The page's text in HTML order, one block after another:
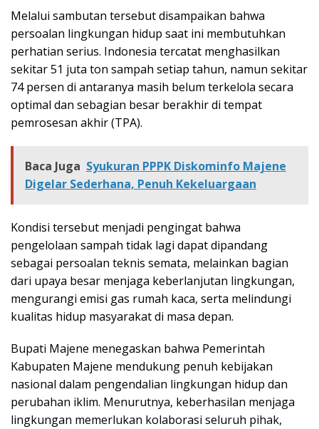
Melalui sambutan tersebut disampaikan bahwa
persoalan lingkungan hidup saat ini membutuhkan
perhatian serius. Indonesia tercatat menghasilkan
sekitar 51 juta ton sampah setiap tahun, namun sekitar
74 persen di antaranya masih belum terkelola secara
optimal dan sebagian besar berakhir di tempat
pemrosesan akhir (TPA).
Baca Juga Syukuran PPPK Diskominfo Majene
Digelar Sederhana, Penuh Kekeluargaan
Kondisi tersebut menjadi pengingat bahwa
pengelolaan sampah tidak lagi dapat dipandang
sebagai persoalan teknis semata, melainkan bagian
dari upaya besar menjaga keberlanjutan lingkungan,
mengurangi emisi gas rumah kaca, serta melindungi
kualitas hidup masyarakat di masa depan.
Bupati Majene menegaskan bahwa Pemerintah
Kabupaten Majene mendukung penuh kebijakan
nasional dalam pengendalian lingkungan hidup dan
perubahan iklim. Menurutnya, keberhasilan menjaga
lingkungan memerlukan kolaborasi seluruh pihak,